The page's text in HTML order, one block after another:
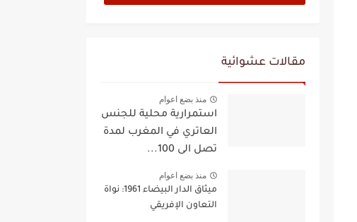
مقالات عشوائية
منذ بضع اعوام
استمرارية محلية للجنس
العاتري في المغرب لمدة
تصل الى 100...
منذ بضع اعوام
ميثاق الدار البيضاء 1961: نواة
التعاون الإفريقي